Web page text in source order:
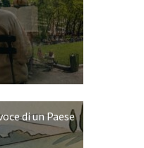
di un Paese